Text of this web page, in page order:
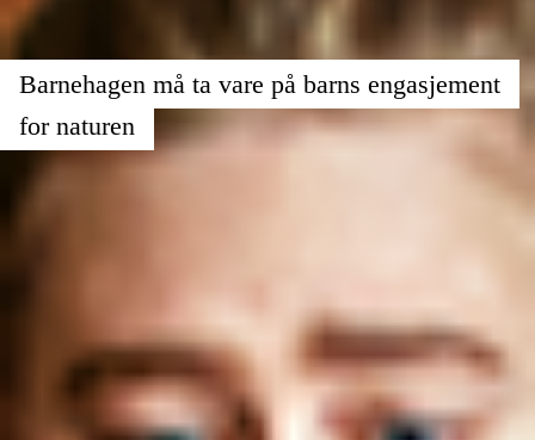
Barnehagen må ta vare på barns engasjement
for naturen